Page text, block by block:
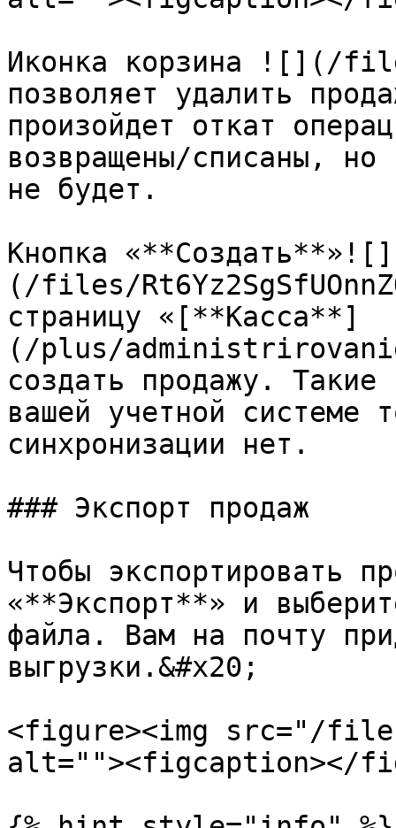
Иконка корзина ![](/files/
позволяет удалить
произойдет откат
возвращены/списаны, но
не будет.
Кнопка «**Создать**»![]
(/files/
страницу «[**Касса**]
(/plus/
создать продажу. Такие
вашей учетной системе
синхронизации нет.
### Экспорт продаж
Чтобы экспортировать
«**Экспорт**» и
файла. Вам на почту
выгрузки.&#x20;
<figure><img src="/files/
alt=""><figcaption></